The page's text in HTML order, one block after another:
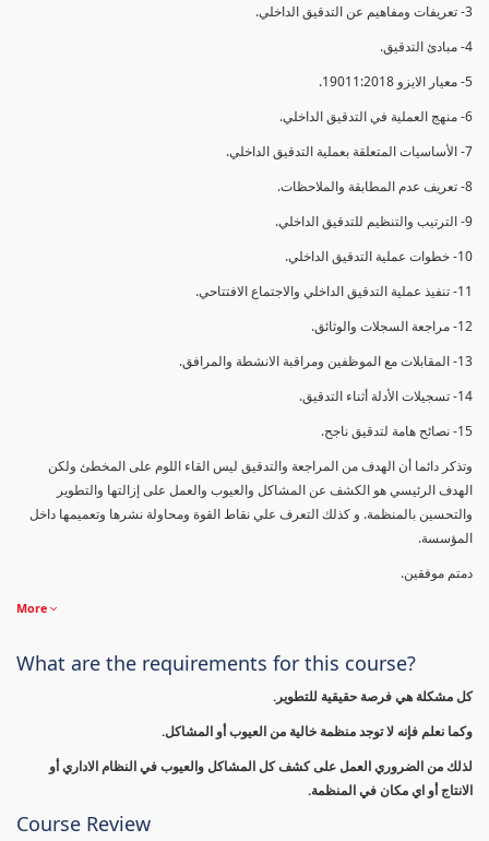
3- تعريفات ومفاهيم عن التدقيق الداخلي.
4- مبادئ التدقيق.
5- معيار الايزو 19011:2018.
6- منهج العملية في التدقيق الداخلي.
7- الأساسيات المتعلقة بعملية التدقيق الداخلي.
8- تعريف عدم المطابقة والملاحظات.
9- الترتيب والتنظيم للتدقيق الداخلي.
10- خطوات عملية التدقيق الداخلي.
11- تنفيذ عملية التدقيق الداخلي والاجتماع الافتتاحي.
12- مراجعة السجلات والوثائق.
13- المقابلات مع الموظفين ومراقبة الانشطة والمرافق.
14- تسجيلات الأدلة أثناء التدقيق.
15- نصائح هامة لتدقيق ناجح.
وتذكر دائما أن الهدف من المراجعة والتدقيق ليس القاء اللوم على المخطئ ولكن
الهدف الرئيسي هو الكشف عن المشاكل والعيوب والعمل على إزالتها والتطوير
والتحسين بالمنظمة. و كذلك التعرف علي نقاط القوة ومحاولة نشرها وتعميمها داخل
المؤسسة.
دمتم موفقين.
More
What are the requirements for this course?
كل مشكلة هي فرصة حقيقية للتطوير.
وكما نعلم فإنه لا توجد منظمة خالية من العيوب أو المشاكل.
لذلك من الضروري العمل على كشف كل المشاكل والعيوب في النظام الاداري أو
الانتاج أو اي مكان في المنظمة.
Course Review